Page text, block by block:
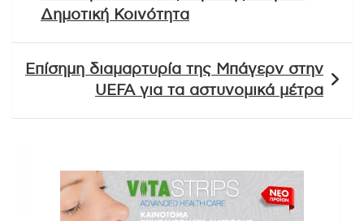
Δημοτική Κοινότητα
Επίσημη διαμαρτυρία της Μπάγερν στην
UEFA για τα αστυνομικά μέτρα